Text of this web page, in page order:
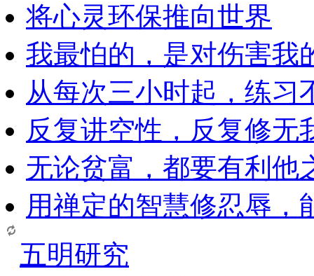
将心灵环保推向世界
我最怕的，是对伤害我
从每次三小时起，练习
反复讲空性，反复修无
无论贫富，都要有利他
用禅定的智慧修忍辱，
五明研究